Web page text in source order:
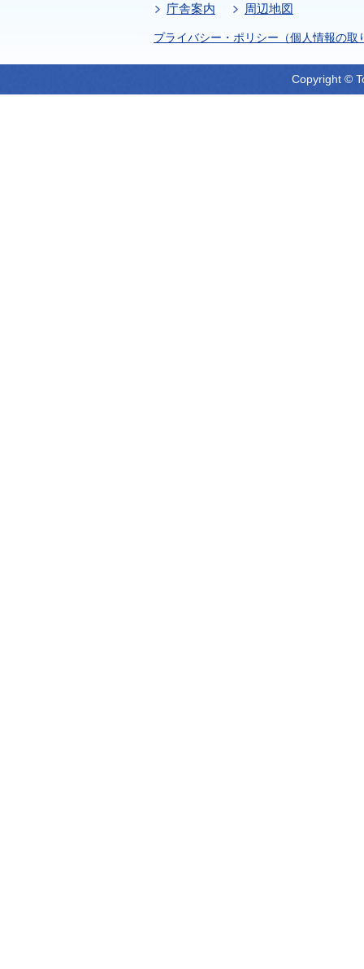
庁舎案内
周辺地図
プライバシー・ポリシー（個人情報の取
Copyright ©